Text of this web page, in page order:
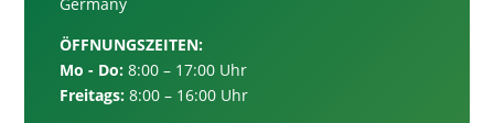
ÖFFNUNGSZEITEN:
Mo - Do: 8:00 – 17:00 Uhr
Freitags: 8:00 – 16:00 Uhr